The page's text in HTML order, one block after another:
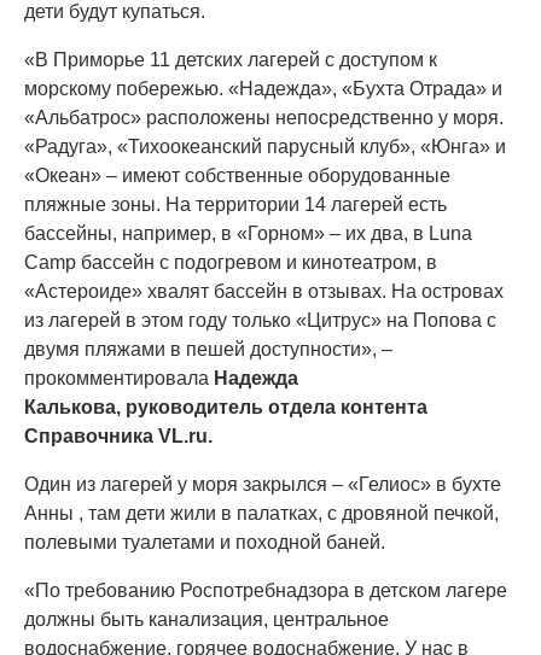
дети будут купаться.
«В Приморье 11 детских лагерей с доступом к
морскому побережью. «Надежда», «Бухта Отрада» и
«Альбатрос» расположены непосредственно у моря.
«Радуга», «Тихоокеанский парусный клуб», «Юнга» и
«Океан» – имеют собственные оборудованные
пляжные зоны. На территории 14 лагерей есть
бассейны, например, в «Горном» – их два, в Luna
Camp бассейн с подогревом и кинотеатром, в
«Астероиде» хвалят бассейн в отзывах. На островах
из лагерей в этом году только «Цитрус» на Попова с
двумя пляжами в пешей доступности», –
прокомментировала Надежда
Калькова, руководитель отдела контента
Справочника VL.ru.
Один из лагерей у моря закрылся – «Гелиос» в бухте
Анны , там дети жили в палатках, с дровяной печкой,
полевыми туалетами и походной баней.
«По требованию Роспотребнадзора в детском лагере
должны быть канализация, центральное
водоснабжение, горячее водоснабжение. У нас в